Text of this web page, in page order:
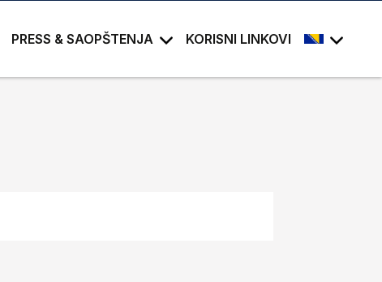
PRESS & SAOPŠTENJA KORISNI LINKOVI